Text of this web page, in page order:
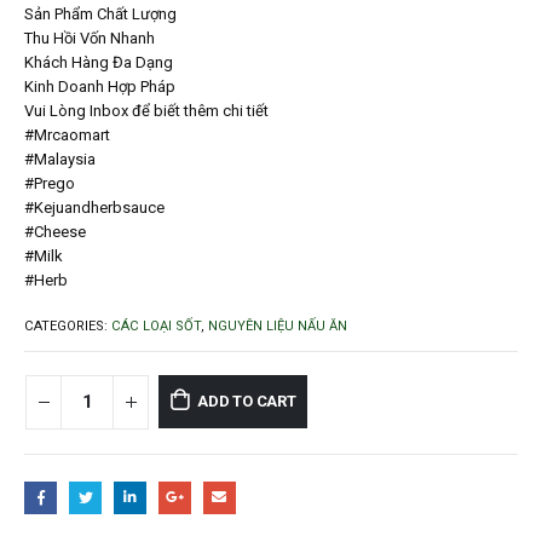
Sản Phẩm Chất Lượng
Thu Hồi Vốn Nhanh
Khách Hàng Đa Dạng
Kinh Doanh Hợp Pháp
Vui Lòng Inbox để biết thêm chi tiết
#Mrcaomart
#Malaysia
#Prego
#Kejuandherbsauce
#Cheese
#Milk
#Herb
CATEGORIES: CÁC LOẠI SỐT, NGUYÊN LIỆU NẤU ĂN
ADD TO CART